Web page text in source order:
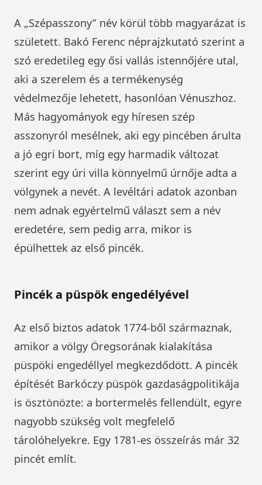
A „Szépasszony” név körül több magyarázat is
született. Bakó Ferenc néprajzkutató szerint a
szó eredetileg egy ősi vallás istennőjére utal,
aki a szerelem és a termékenység
védelmezője lehetett, hasonlóan Vénuszhoz.
Más hagyományok egy híresen szép
asszonyról mesélnek, aki egy pincében árulta
a jó egri bort, míg egy harmadik változat
szerint egy úri villa könnyelmű úrnője adta a
völgynek a nevét. A levéltári adatok azonban
nem adnak egyértelmű választ sem a név
eredetére, sem pedig arra, mikor is
épülhettek az első pincék.
Pincék a püspök engedélyével
Az első biztos adatok 1774-ből származnak,
amikor a völgy Öregsorának kialakítása
püspöki engedéllyel megkezdődött. A pincék
építését Barkóczy püspök gazdaságpolitikája
is ösztönözte: a bortermelés fellendült, egyre
nagyobb szükség volt megfelelő
tárolóhelyekre. Egy 1781-es összeírás már 32
pincét említ.